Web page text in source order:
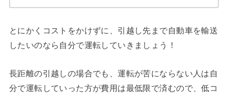
とにかくコストをかけずに、引越し先まで自動車を輸送
したいのなら自分で運転していきましょう！
長距離の引越しの場合でも、運転が苦にならない人は自
分で運転していった方が費用は最低限で済むので、低コ